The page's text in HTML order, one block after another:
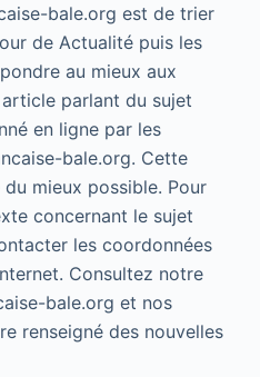
bale.org est de trier
de Actualité puis les
au mieux aux
parlant du sujet
en ligne par les
bale.org. Cette
mieux possible. Pour
concernant le sujet
les coordonnées
Consultez notre
bale.org et nos
renseigné des nouvelles